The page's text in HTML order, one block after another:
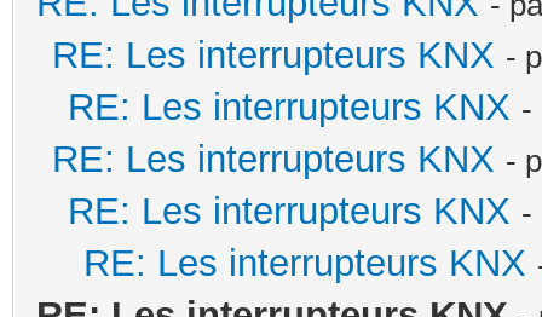
RE: Les interrupteurs KNX -
RE: Les interrupteurs KNX -
RE: Les interrupteurs KNX -
RE: Les interrupteurs KNX -
RE: Les interrupteurs KNX